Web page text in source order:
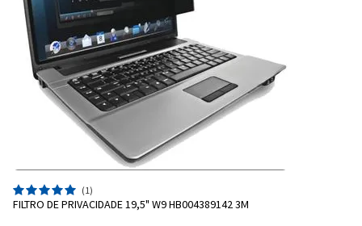
(1)
FILTRO DE PRIVACIDADE 19,5" W9 HB004389142 3M